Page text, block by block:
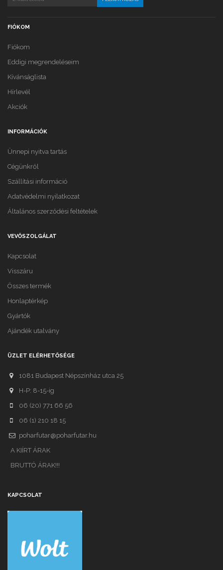
FIÓKOM
Fiókom
Eddigi megrendeléseim
Kívánságlista
Hírlevél
Akciók
INFORMÁCIÓK
Ünnepi nyitva tartás
Cégünkről
Szállítási információ
Adatvédelmi nyilatkozat
Általános szerződési feltételek
VEVŐSZOLGÁLAT
Kapcsolat
Visszáru
Összes termék
Honlaptérkép
Gyártók
Ajándék utalvány
ÜZLET ELÉRHETŐSÉGE
1081 Budapest Népszínház utca 25
H-P: 8-15-ig
06 (20) 771 66 56
06 (1) 210 18 15
poharfutar@poharfutar.hu
A KIÍRT ÁRAK
BRUTTÓ ÁRAK!!!
KAPCSOLAT